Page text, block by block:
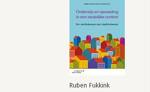
Ruben Fukkink